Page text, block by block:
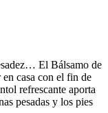
El Bálsamo de
casa con el fin de
refrescante aporta
pesadas y los pies